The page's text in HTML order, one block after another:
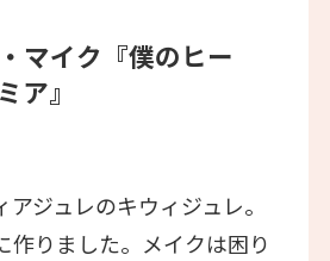
マイク『僕のヒー
ア』
ジュレのキウィジュレ。
作りました。メイクは困り